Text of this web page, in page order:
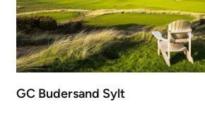
GC Budersand Sylt